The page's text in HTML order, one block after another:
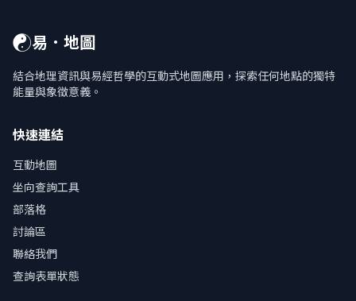
☯易．地圖
結合地理資訊與易經哲學的互動式地圖應用，探索任何地點的獨特
能量與象徵意義。
快速連結
互動地圖
坐向查詢工具
部落格
討論區
聯絡我們
查詢表單狀態